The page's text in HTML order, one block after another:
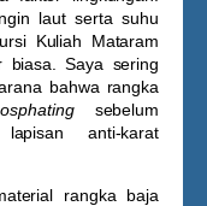
laut serta suhu
Kuliah Mataram
biasa. Saya sering
bahwa rangka
sebelum
anti-karat
rangka baja